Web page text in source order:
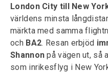
London City till New
världens minsta
märkta med samma
och BA2. Resan erbjöd
Shannon på vägen ut, så
som inrikesflyg i New